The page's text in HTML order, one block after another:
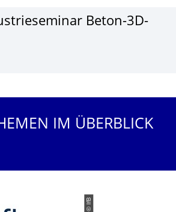
Beton-3D-
IM ÜBERBLICK
© IfB